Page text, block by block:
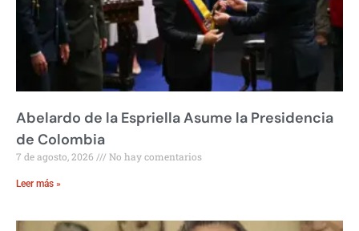
Abelardo de la Espriella Asume la Presidencia
de Colombia
7 de agosto, 2026 No hay comentarios
Leer más »